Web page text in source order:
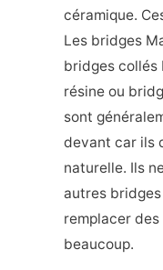
céramique.
Les bridges
bridges collés
résine ou
sont
devant car ils
naturelle. Ils
autres
remplacer
beaucoup.